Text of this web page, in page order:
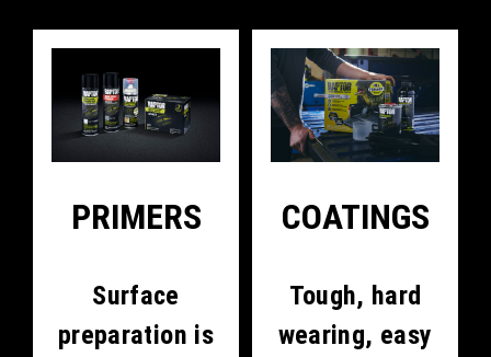
PRIMERS
Surface
preparation is
COATINGS
Tough, hard
wearing, easy